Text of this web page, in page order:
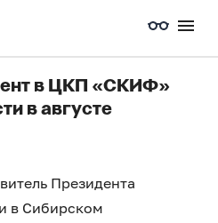
в ЦКП «СКИФ»
в августе
Президента
в Сибирском